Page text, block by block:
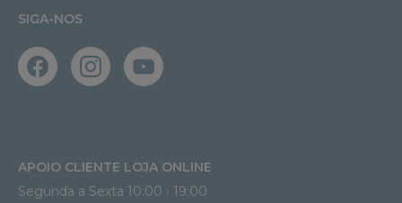
SIGA-NOS
APOIO CLIENTE LOJA ONLINE
Segunda a Sexta 10:00 › 19:00